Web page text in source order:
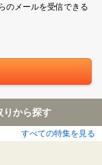
のメールを受信できる
りから探す
すべての特集を見る